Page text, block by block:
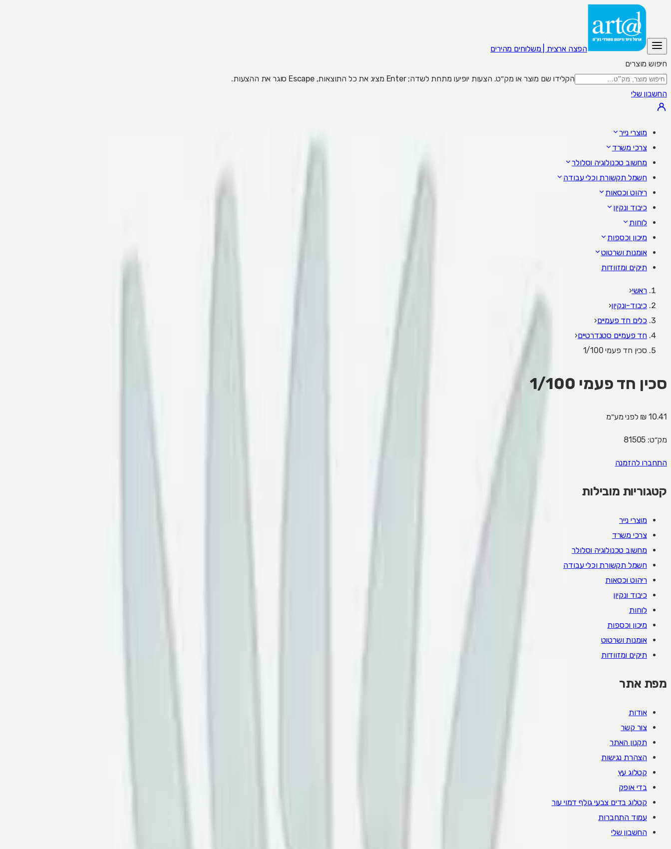
הפצה ארצית | משלוחים מהירים
חיפוש מוצרים
הקלידו שם מוצר או מק״ט. הצעות יופיעו מתחת לשדה; Enter מציג את כל התוצאות, Escape סוגר את ההצעות.
החשבון שלי
מוצרי נייר
צרכי משרד
מחשוב טכנולוגיה וסלולר
חשמל תקשורת וכלי עבודה
ריהוט וכסאות
כיבוד ונקיון
לוחות
מיכון וכספות
אומנות ושרטוט
תיקים ומזוודות
ראשי‹
כיבוד-ונקיון‹
כלים חד פעמיים‹
חד פעמיים סטנדרטיים‹
סכין חד פעמי 1/100
סכין חד פעמי 1/100
10.41 ₪ לפני מע״מ
מק״ט: 81505
התחברו להזמנה
קטגוריות מובילות
מוצרי נייר
צרכי משרד
מחשוב טכנולוגיה וסלולר
חשמל תקשורת וכלי עבודה
ריהוט וכסאות
כיבוד ונקיון
לוחות
מיכון וכספות
אומנות ושרטוט
תיקים ומזוודות
מפת אתר
אודות
צור קשר
תקנון האתר
הצהרת נגישות
קטלוג עץ
בדי אופק
קטלוג בדים צבעי גולף דמוי עור
עמוד התחברות
החשבון שלי